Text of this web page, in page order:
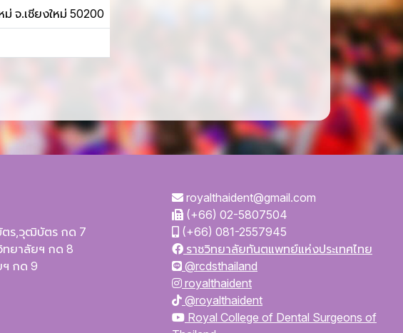
จ.เชียงใหม่ 50200
ร,วุฒิบัตร กด 7
ทยาลัยฯ กด 8
ฯ กด 9
royalthaident@gmail.com
(+66) 02-5807504
(+66) 081-2557945
ราชวิทยาลัยทันตแพทย์แห่งประเทศไทย
@rcdsthailand
royalthaident
@royalthaident
Royal College of Dental Surgeons of